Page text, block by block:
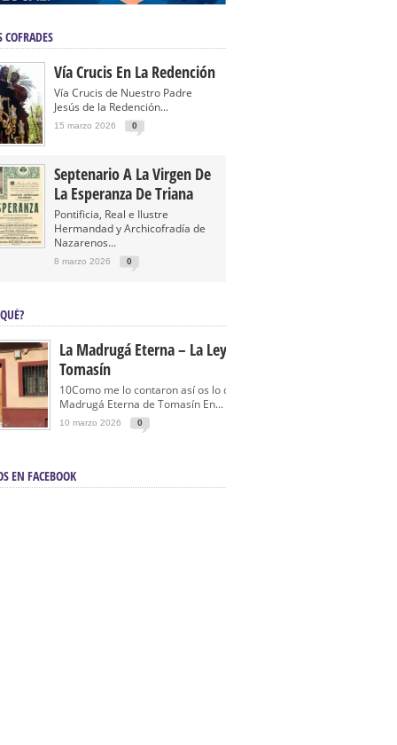
COFRADES
Vía Crucis En La Redención
Vía Crucis de Nuestro Padre
Jesús de la Redención...
15 marzo 2026 0
Septenario A La Virgen De
La Esperanza De Triana
Pontificia, Real e Ilustre
Hermandad y Archicofradía de
Nazarenos...
8 marzo 2026 0
La Madrugá Eterna – La Leyenda De
Tomasín
10Como me lo contaron así os lo cuento… La
Madrugá Eterna de Tomasín En...
10 marzo 2026 0
EN FACEBOOK